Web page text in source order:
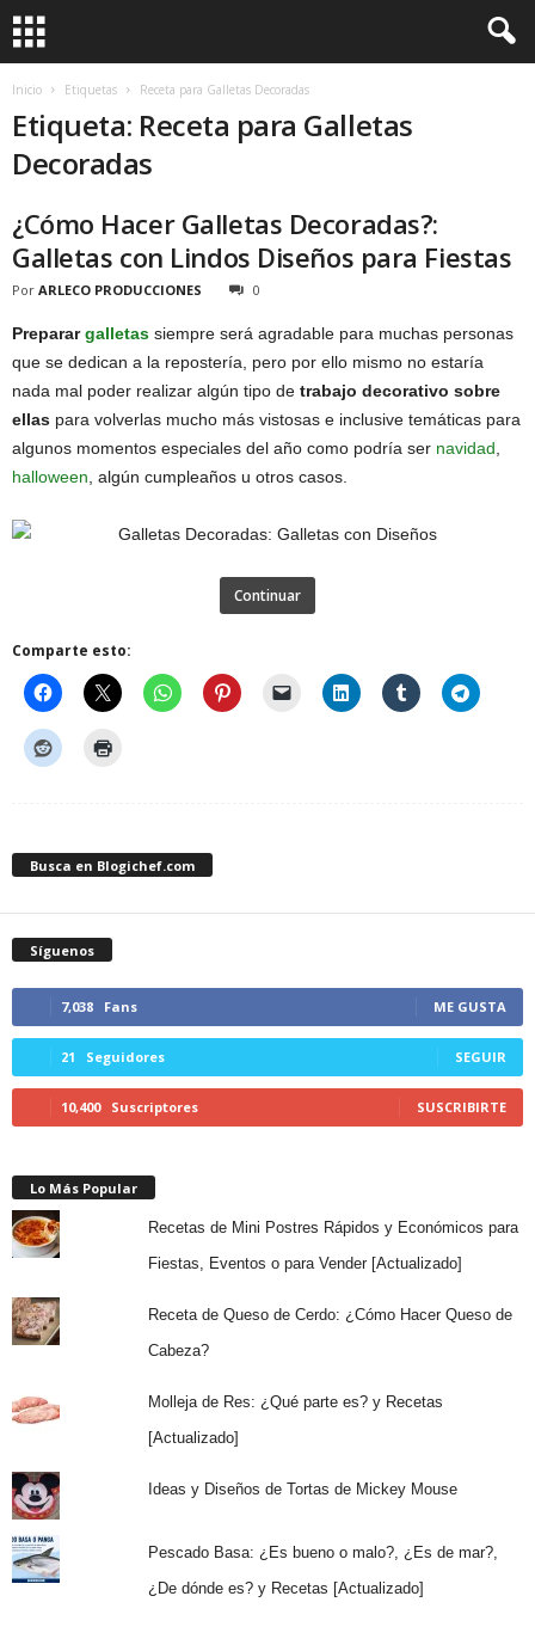
Inicio Etiquetas Receta para Galletas Decoradas
Etiqueta: Receta para Galletas
Decoradas
¿Cómo Hacer Galletas Decoradas?:
Galletas con Lindos Diseños para Fiestas
Por ARLECO PRODUCCIONES 0
Preparargalletas siempre será agradable para muchas personas
que se dedican a la repostería, pero por ello mismo no estaría
nada mal poder realizar algún tipo de trabajo decorativo sobre
ellas para volverlas mucho más vistosas e inclusive temáticas para
algunos momentos especiales del año como podría ser navidad
halloween , algún cumpleaños u otros casos.
Continuar
Comparte esto:
Busca en Blogichef.com
Síguenos
7,038 Fans ME GUSTA
21 Seguidores SEGUIR
10,400 Suscriptores SUSCRIBIRTE
Lo Más Popular
Recetas de Mini Postres Rápidos y Económicos para
Fiestas, Eventos o para Vender [Actualizado]
Receta de Queso de Cerdo: ¿Cómo Hacer Queso de
Cabeza?
Molleja de Res: ¿Qué parte es? y Recetas
[Actualizado]
Ideas y Diseños de Tortas de Mickey Mouse
Pescado Basa: ¿Es bueno o malo?, ¿Es de mar?,
¿De dónde es? y Recetas [Actualizado]